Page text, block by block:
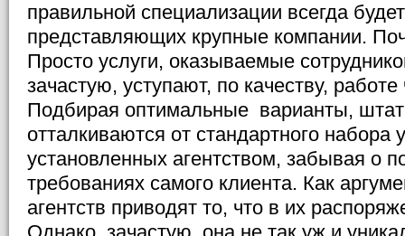
правильной специализации всегда
представляющих крупные компании.
Просто услуги, оказываемые
зачастую, уступают, по качеству, работе
Подбирая оптимальные варианты,
отталкиваются от стандартного набора
установленных агентством, забывая о
требованиях самого клиента. Как
агентств приводят то, что в их